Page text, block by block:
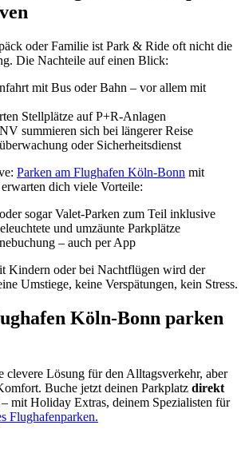
oder Familie ist Park & Ride oft nicht die
Die Nachteile auf einen Blick:
mit Bus oder Bahn – vor allem mit
Stellplätze auf P+R-Anlagen
summieren sich bei längerer Reise
oder Sicherheitsdienst
Parken am Flughafen Köln-Bonn mit
dich viele Vorteile:
sogar Valet-Parken zum Teil inklusive
und umzäunte Parkplätze
– auch per App
Kindern oder bei Nachtflügen wird der
Umstiege, keine Verspätungen, kein Stress.
Köln-Bonn parken
clevere Lösung für den Alltagsverkehr, aber
Buche jetzt deinen Parkplatz direkt
– mit Holiday Extras, deinem Spezialisten für
Flughafenparken.